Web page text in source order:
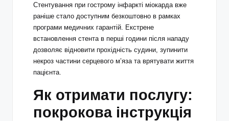
Стентування при гострому інфаркті міокарда вже
раніше стало доступним безкоштовно в рамках
програми медичних гарантій. Екстрене
встановлення стента в перші години після нападу
дозволяє відновити прохідність судини, зупинити
некроз частини серцевого м’яза та врятувати життя
пацієнта.
Як отримати послугу:
покрокова інструкція